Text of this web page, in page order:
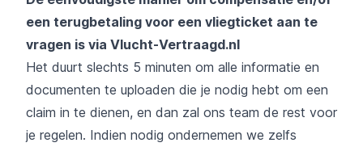
een terugbetaling voor een vliegticket aan te
vragen is via Vlucht-Vertraagd.nl
Het duurt slechts 5 minuten om alle informatie en
documenten te uploaden die je nodig hebt om een
claim in te dienen, en dan zal ons team de rest voor
je regelen. Indien nodig ondernemen we zelfs